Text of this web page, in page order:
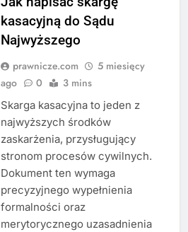
kasacyjną do Sądu
Najwyższego
prawnicze.com
5 miesięcy
ago
0 3 mins
Skarga kasacyjna to jeden z
najwyższych środków
zaskarżenia, przysługujący
stronom procesów cywilnych.
Dokument ten wymaga
precyzyjnego wypełnienia
formalności oraz
merytorycznego uzasadnienia